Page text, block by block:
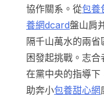
協作關系。從包養
養網dcard盤山肩
隔千山萬水的兩
困發起挑戰。志合
在黨中央的指導下
助奔小包養甜心網